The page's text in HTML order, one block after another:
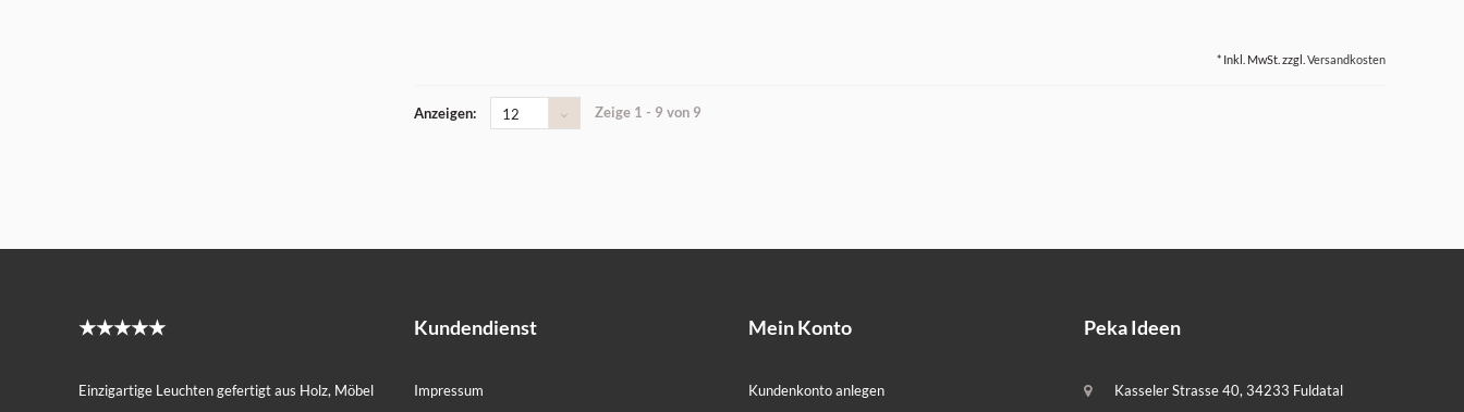
* Inkl. MwSt. zzgl. Versandkosten
Anzeigen: 12 Zeige 1 - 9 von 9
★★★★★
Einzigartige Leuchten gefertigt aus Holz, Möbel
Kundendienst
Impressum
Mein Konto
Kundenkonto anlegen
Peka Ideen
Kasseler Strasse 40, 34233 Fuldatal